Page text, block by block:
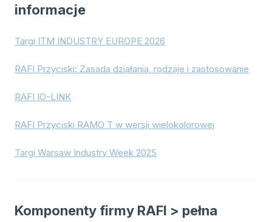
informacje
Targi ITM INDUSTRY EUROPE 2026
RAFI Przyciski: Zasada działania, rodzaje i zastosowanie
RAFI IO-LINK
RAFI Przyciski RAMO T w wersji wielokolorowej
Targi Warsaw Industry Week 2025
Komponenty firmy RAFI > pełna